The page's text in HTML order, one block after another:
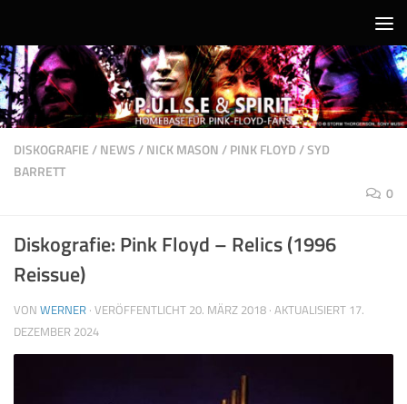
DISKOGRAFIE/NEWS/NICK MASON/PINK FLOYD/SYD
BARRETT
0
Diskografie: Pink Floyd – Relics (1996
Reissue)
VON WERNER · VERÖFFENTLICHT 20. MÄRZ 2018 · AKTUALISIERT 17.
DEZEMBER 2024